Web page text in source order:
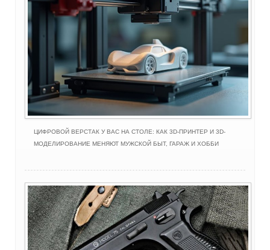
ЦИФРОВОЙ ВЕРСТАК У ВАС НА СТОЛЕ: КАК 3D-ПРИНТЕР И 3D-
МОДЕЛИРОВАНИЕ МЕНЯЮТ МУЖСКОЙ БЫТ, ГАРАЖ И ХОББИ